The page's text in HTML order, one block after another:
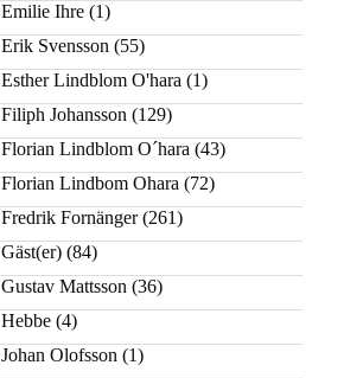
Ihre (1)
Svensson (55)
Lindblom O'hara (1)
Johansson (129)
Lindblom O´hara (43)
Lindbom Ohara (72)
Fornänger(261)
(84)
Mattsson (36)
(4)
Olofsson (1)